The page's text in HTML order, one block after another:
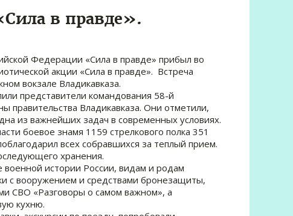
в правде».
Федерации «Сила в правде» прибыл во
акции «Сила в правде». Встреча
вокзале Владикавказа.
представители командования 58-й
Владикавказа. Они отметили,
из важнейших задач в современных условиях.
боевое знамя 1159 стрелкового полка 351
всех собравшихся за теплый прием.
хранения.
военной истории России, видам и родам
с вооружением и средствами бронезащиты,
СВО «Разговоры о самом важном», а
кухню.